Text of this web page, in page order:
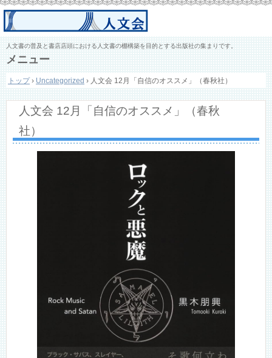
人文書の普及と書店店頭における人文書の棚構築を目的とする出版社の集まりです。
メニュー
ン
ン
キ
トップ › Uncategorized › 人文会 12月「自信のオススメ」（春秋社）
人文会 12月「自信のオススメ」（春秋
社）